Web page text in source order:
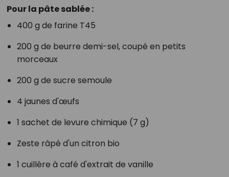
Pour la pâte sablée :
400 g de farine T45
200 g de beurre demi-sel, coupé en petits
morceaux
200 g de sucre semoule
4 jaunes d'œufs
1 sachet de levure chimique (7 g)
Zeste râpé d'un citron bio
1 cuillère à café d'extrait de vanille